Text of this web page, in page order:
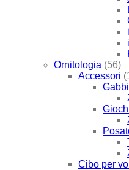
Ornitologia (56)
Accessori
Cibo per